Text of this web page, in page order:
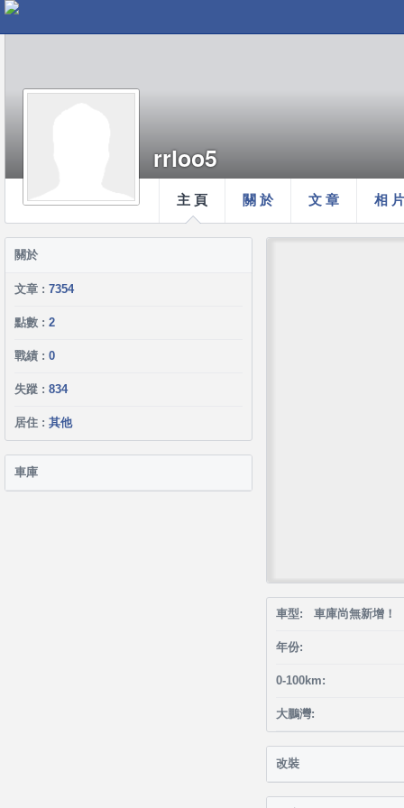
主 頁 關 於 文 章 相 片
rrloo5
關於
文章 : 7354
點數 : 2
戰績 : 0
失蹤 : 834
居住 : 其他
車庫
車型: 車庫尚無新增！
年份:
0-100km:
大鵬灣:
改裝